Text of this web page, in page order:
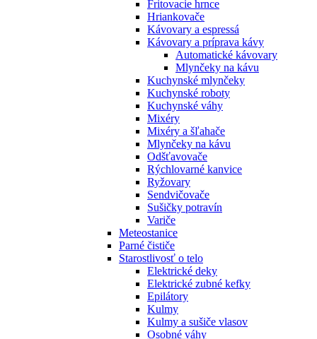
Fritovacie hrnce
Hriankovače
Kávovary a espressá
Kávovary a príprava kávy
Automatické kávovary
Mlynčeky na kávu
Kuchynské mlynčeky
Kuchynské roboty
Kuchynské váhy
Mixéry
Mixéry a šľahače
Mlynčeky na kávu
Odšťavovače
Rýchlovarné kanvice
Ryžovary
Sendvičovače
Sušičky potravín
Variče
Meteostanice
Parné čističe
Starostlivosť o telo
Elektrické deky
Elektrické zubné kefky
Epilátory
Kulmy
Kulmy a sušiče vlasov
Osobné váhy